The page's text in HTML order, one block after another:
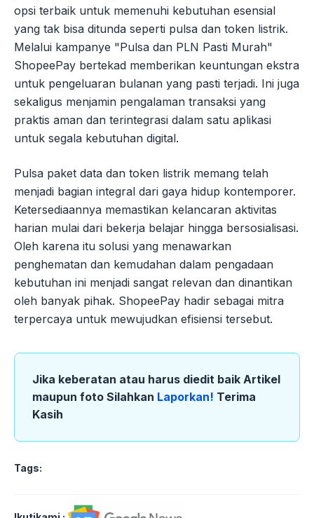
opsi terbaik untuk memenuhi kebutuhan esensial
yang tak bisa ditunda seperti pulsa dan token listrik.
Melalui kampanye "Pulsa dan PLN Pasti Murah"
ShopeePay bertekad memberikan keuntungan ekstra
untuk pengeluaran bulanan yang pasti terjadi. Ini juga
sekaligus menjamin pengalaman transaksi yang
praktis aman dan terintegrasi dalam satu aplikasi
untuk segala kebutuhan digital.
Pulsa paket data dan token listrik memang telah
menjadi bagian integral dari gaya hidup kontemporer.
Ketersediaannya memastikan kelancaran aktivitas
harian mulai dari bekerja belajar hingga bersosialisasi.
Oleh karena itu solusi yang menawarkan
penghematan dan kemudahan dalam pengadaan
kebutuhan ini menjadi sangat relevan dan dinantikan
oleh banyak pihak. ShopeePay hadir sebagai mitra
terpercaya untuk mewujudkan efisiensi tersebut.
Jika keberatan atau harus diedit baik Artikel
maupun foto Silahkan Laporkan! Terima
Kasih
Tags: